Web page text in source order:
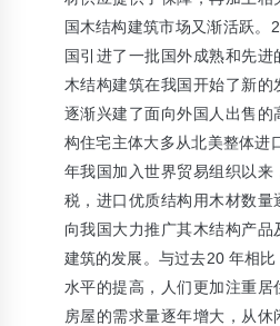
国木结构建筑市场又渐活跃。
国引进了一批国外成熟和先
木结构建筑在我国开始了新
逐渐兴建了面向外国人出售的
构住宅主体大多从北美整体进
年我国加入世界贸易组织以来
税，进口优质结构用木材数量
向我国大力推广其木结构产品
建筑的发展。与过去20 年相
水平的提高，人们更加注重居
房屋的需求量逐年增大，从